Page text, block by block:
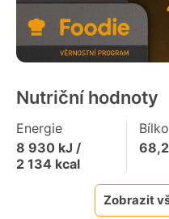
Nutriční hodnoty
Energie
8 930 kJ /
2 134 kcal
Zobrazit